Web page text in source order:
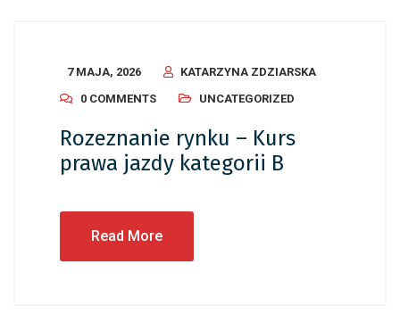
7 MAJA, 2026
KATARZYNA ZDZIARSKA
0 COMMENTS
UNCATEGORIZED
Rozeznanie rynku – Kurs
prawa jazdy kategorii B
Read More